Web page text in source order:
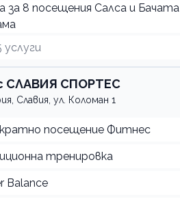
за 8 посещения Салса и Бачата
услуги
СЛАВИЯ СПОРТЕС
Славия, ул. Коломан 1
посещение Фитнес
тренировка
Balance